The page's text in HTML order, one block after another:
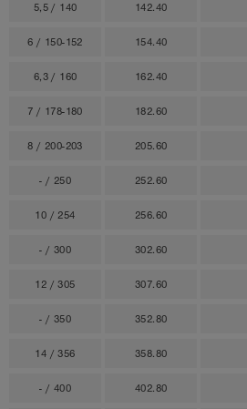
5,5 / 140 142.40
6 / 150-152 154.40
6,3 / 160 162.40
7 / 178-180 182.60
8 / 200-203 205.60
- / 250 252.60
10 / 254 256.60
- / 300 302.60
12 / 305 307.60
- / 350 352.80
14 / 356 358.80
- / 400 402.80